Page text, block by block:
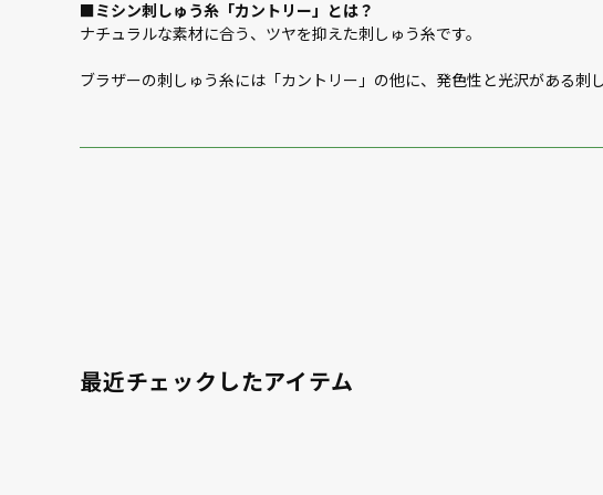
■ミシン刺しゅう糸「カントリー」とは？
ナチュラルな素材に合う、ツヤを抑えた刺しゅう糸です。
ブラザーの刺しゅう糸には「カントリー」の他に、発色性と光沢がある刺
最近チェックしたアイテム